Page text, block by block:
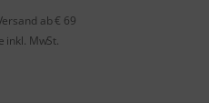
ab € 69
inkl. MwSt.